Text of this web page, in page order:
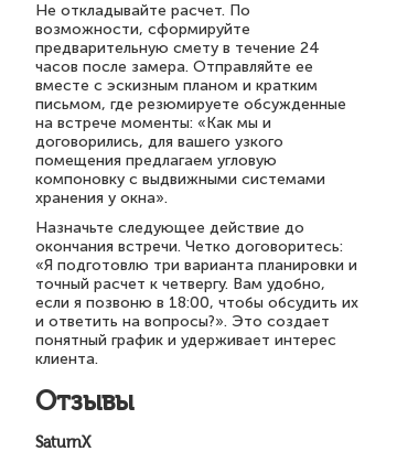
Не откладывайте расчет. По
возможности, сформируйте
предварительную смету в течение 24
часов после замера. Отправляйте ее
вместе с эскизным планом и кратким
письмом, где резюмируете обсужденные
на встрече моменты: «Как мы и
договорились, для вашего узкого
помещения предлагаем угловую
компоновку с выдвижными системами
хранения у окна».
Назначьте следующее действие до
окончания встречи. Четко договоритесь:
«Я подготовлю три варианта планировки и
точный расчет к четвергу. Вам удобно,
если я позвоню в 18:00, чтобы обсудить их
и ответить на вопросы?». Это создает
понятный график и удерживает интерес
клиента.
Отзывы
SaturnX